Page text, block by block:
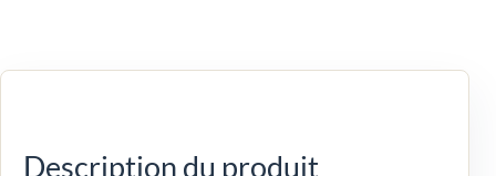
Description du produit